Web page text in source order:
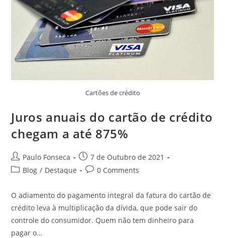
Cartões de crédito
Juros anuais do cartão de crédito
chegam a até 875%
Post
author:
Paulo Fonseca
Post
published:
7 de Outubro de 2021
PostBlog / Destaque
Post0 Comments
O adiamento do pagamento integral da fatura do cartão de
crédito leva à multiplicação da dívida, que pode sair do
controle do consumidor. Quem não tem dinheiro para
pagar o…